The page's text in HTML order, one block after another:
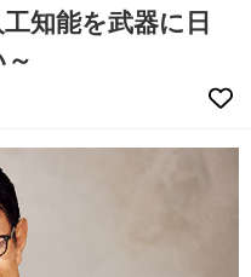
知能を武器に日